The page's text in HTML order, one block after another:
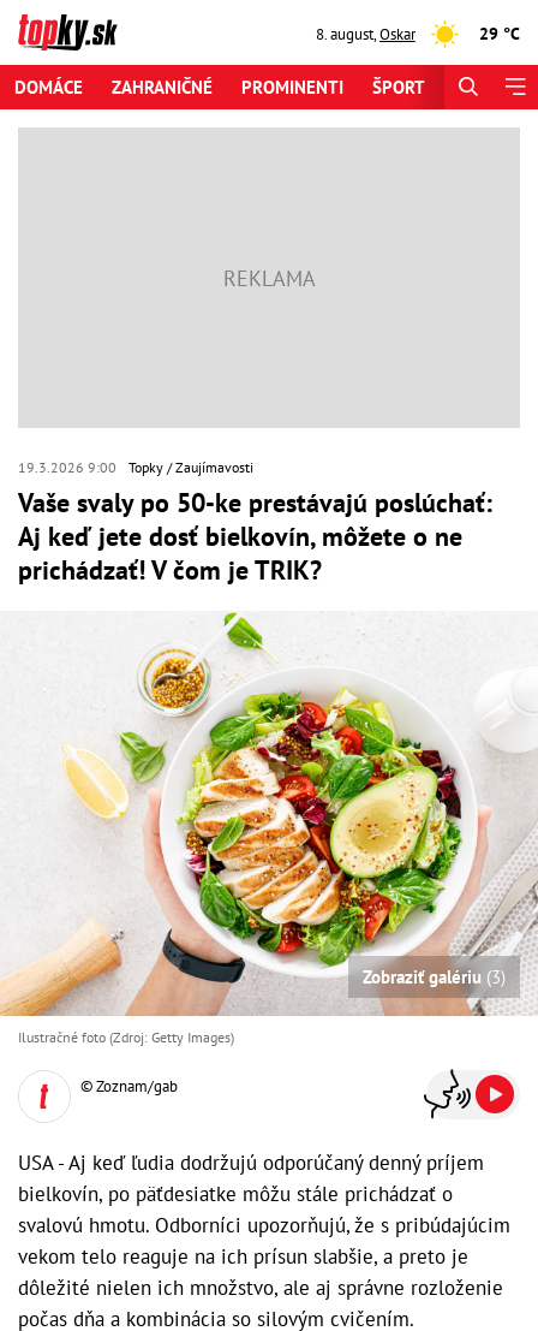
8. august,Oskar 29 °C
DOMÁCE ZAHRANIČNÉ PROMINENTI ŠPORT
19.3.2026 9:00 Topky Zaujímavosti
Vaše svaly po 50-ke prestávajú poslúchať:
Aj keď jete dosť bielkovín, môžete o ne
prichádzať! V čom je TRIK?
Zobraziť galériu (3)
Ilustračné foto (Zdroj: Getty Images)
© Zoznam/gab
USA - Aj keď ľudia dodržujú odporúčaný denný príjem
bielkovín, po päťdesiatke môžu stále prichádzať o
svalovú hmotu. Odborníci upozorňujú, že s pribúdajúcim
vekom telo reaguje na ich prísun slabšie, a preto je
dôležité nielen ich množstvo, ale aj správne rozloženie
počas dňa a kombinácia so silovým cvičením.